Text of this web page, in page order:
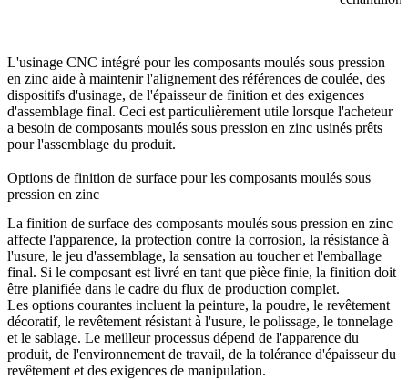
L'usinage CNC intégré pour les composants moulés sous pression
en zinc aide à maintenir l'alignement des références de coulée, des
dispositifs d'usinage, de l'épaisseur de finition et des exigences
d'assemblage final. Ceci est particulièrement utile lorsque l'acheteur
a besoin de composants moulés sous pression en zinc usinés prêts
pour l'assemblage du produit.
Options de finition de surface pour les composants moulés sous
pression en zinc
La finition de surface des composants moulés sous pression en zinc
affecte l'apparence, la protection contre la corrosion, la résistance à
l'usure, le jeu d'assemblage, la sensation au toucher et l'emballage
final. Si le composant est livré en tant que pièce finie, la finition doit
être planifiée dans le cadre du flux de production complet.
Les options courantes incluent la peinture, la poudre, le revêtement
décoratif, le revêtement résistant à l'usure, le polissage, le tonnelage
et le sablage. Le meilleur processus dépend de l'apparence du
produit, de l'environnement de travail, de la tolérance d'épaisseur du
revêtement et des exigences de manipulation.